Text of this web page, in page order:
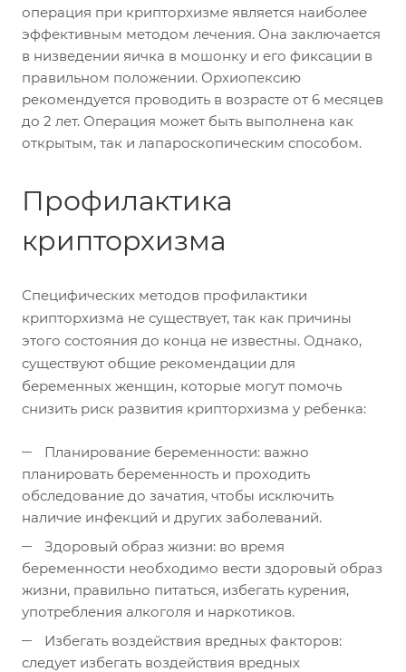
операция при крипторхизме является наиболее
эффективным методом лечения. Она заключается
в низведении яичка в мошонку и его фиксации в
правильном положении. Орхиопексию
рекомендуется проводить в возрасте от 6 месяцев
до 2 лет. Операция может быть выполнена как
открытым, так и лапароскопическим способом.
Профилактика
крипторхизма
Специфических методов профилактики
крипторхизма не существует, так как причины
этого состояния до конца не известны. Однако,
существуют общие рекомендации для
беременных женщин, которые могут помочь
снизить риск развития крипторхизма у ребенка:
Планирование беременности: важно
планировать беременность и проходить
обследование до зачатия, чтобы исключить
наличие инфекций и других заболеваний.
Здоровый образ жизни: во время
беременности необходимо вести здоровый образ
жизни, правильно питаться, избегать курения,
употребления алкоголя и наркотиков.
Избегать воздействия вредных факторов:
следует избегать воздействия вредных